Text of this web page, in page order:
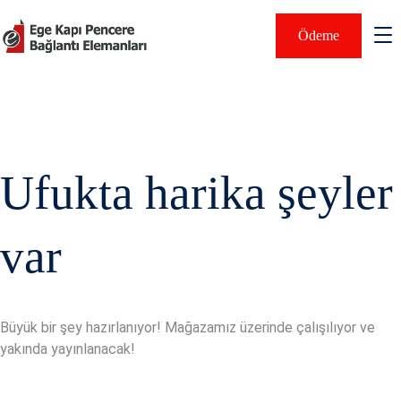
Ödeme
Ufukta harika şeyler
var
Büyük bir şey hazırlanıyor! Mağazamız üzerinde çalışılıyor ve
yakında yayınlanacak!